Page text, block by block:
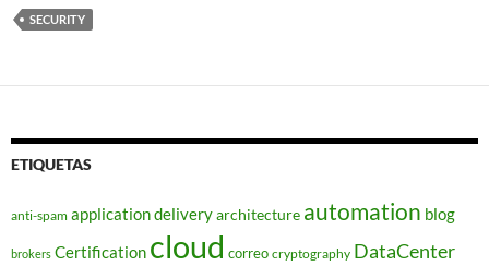
SECURITY
ETIQUETAS
anti-spam application deliveryarchitecture automation blog
brokers Certification cloud correo cryptography DataCenter